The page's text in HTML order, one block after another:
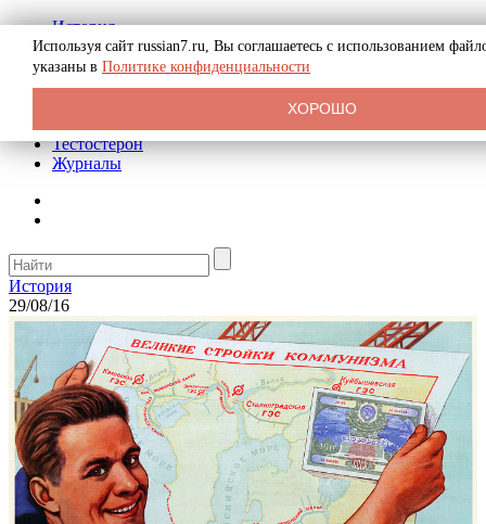
История
Биография
Криминал
Реклама на сайте
Тестостерон
Журналы
История
29/08/16
Используя сайт russian7.ru, Вы соглашаетесь с использованием
указаны в Политике конфиденциальности
ХОРОШО